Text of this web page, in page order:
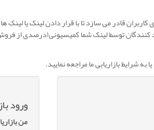
کاربران قادر می سازد تا با قرار دادن لینک
بازاریابی ما مراجعه نمایید.
ورود
من